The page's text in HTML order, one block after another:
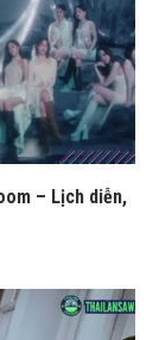
– Lịch diễn,